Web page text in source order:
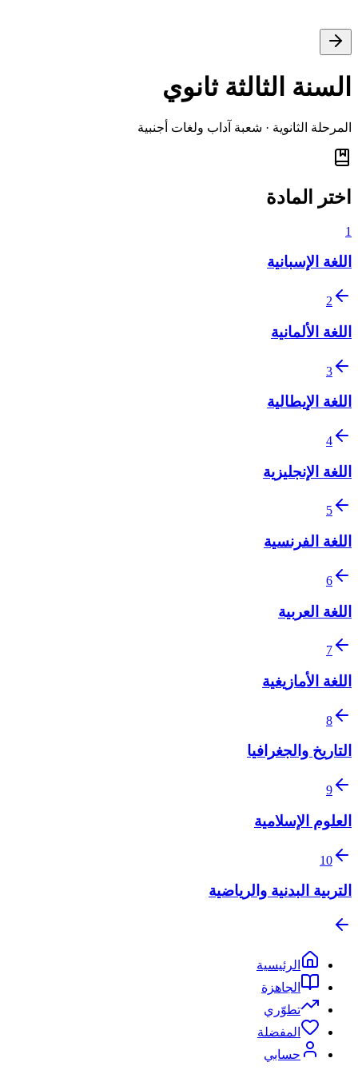
السنة الثالثة ثانوي
المرحلة الثانوية · شعبة آداب ولغات أجنبية
اختر المادة
1
اللغة الإسبانية
2
اللغة الألمانية
3
اللغة الإيطالية
4
اللغة الإنجليزية
5
اللغة الفرنسية
6
اللغة العربية
7
اللغة الأمازيغية
8
التاريخ والجغرافيا
9
العلوم الإسلامية
10
التربية البدنية والرياضية
الرئيسية
الجاهزة
تطوّري
المفضلة
حسابي